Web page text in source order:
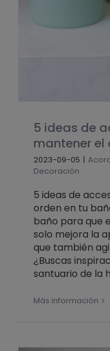
5 ideas de
mantener el
2023-09-05 |
Decoración
5 ideas de
orden en tu
baño para que
solo mejora la
que también
¿Buscas
santuario de la
Más información